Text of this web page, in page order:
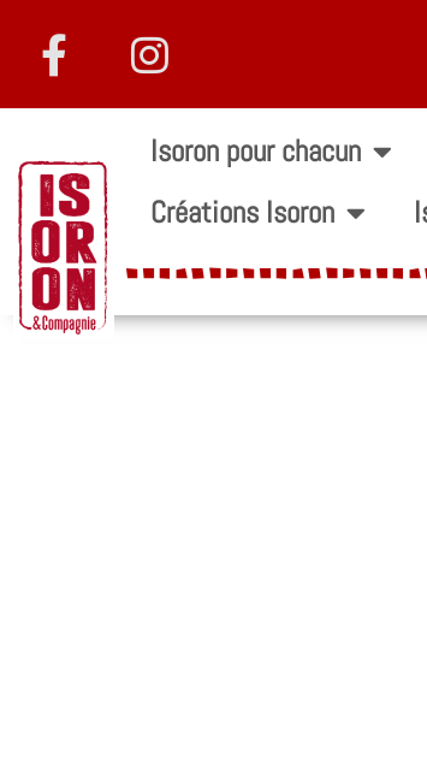
Isoron pour chacun
Créations Isoron